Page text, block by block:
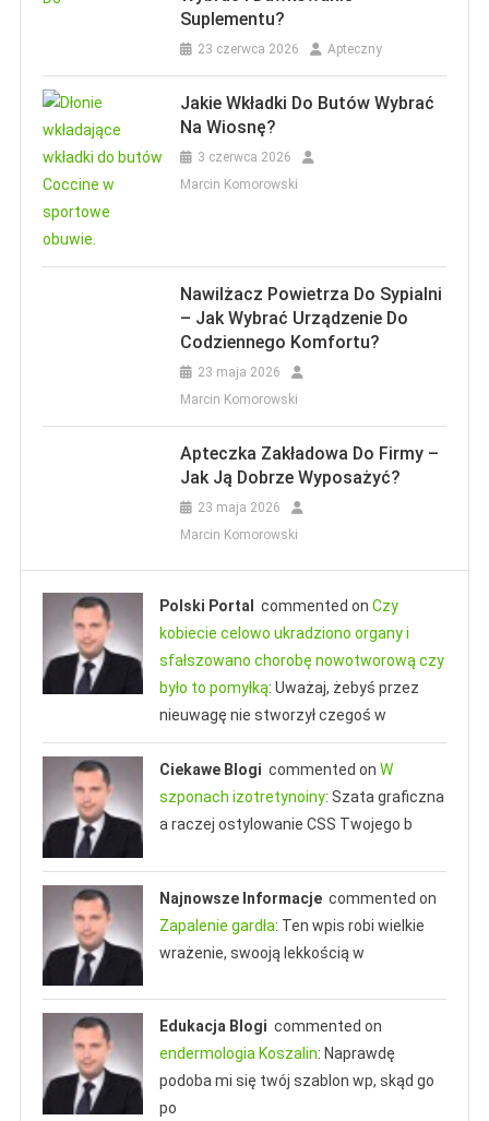
Produkty CBD – Istna Rewolucja W
Polsce I Na Świecie
Marcin Komorowski
Artykuł Sponsorowany
Czy Rezonans Magnetyczny Jest
Bezpieczny Dla Zdrowia? Jak Działa?
25 października 2020
Wychowanie I Dzieci
Czym Jest Ciąża Przenoszona I Jakie
Mogą Być Jej Konsekwencje?
5 kwietnia 2018 Apteczny
Choroby Od A Do Z Wychowanie I Dzieci
Atopowe Zapalenie Skóry – Problem
Dotykający Setki Dzieci.
Wychowanie I Dzieci
Wszystkie Informacje Na Temat
Rozwoju Malucha.
30 marca 2018 Apteczny
Wychowanie I Dzieci
Pierwszy Trzy Dni Życia Noworodka –
Opis Badań I Zaleceń Lekarskich
23 marca 2018 Apteczny
Wychowanie I Dzieci
Świadome Macierzyństwo, Czyli
Antykoncepcja Na Czasie.
Suplementu?
23 czerwca 2026 Apteczny
Jakie Wkładki Do Butów Wybrać
Na Wiosnę?
3 czerwca 2026
Marcin Komorowski
Nawilżacz Powietrza Do Sypialni
– Jak Wybrać Urządzenie Do
Codziennego Komfortu?
23 maja 2026
Marcin Komorowski
Apteczka Zakładowa Do Firmy –
Jak Ją Dobrze Wyposażyć?
23 maja 2026
Marcin Komorowski
Polski Portal commented onCzy
kobiecie celowo ukradziono organy i
sfałszowano chorobę nowotworową czy
było to pomyłką: Uważaj, żebyś przez
nieuwagę nie stworzył czegoś w
Ciekawe Blogi commented onW
szponach izotretynoiny: Szata graficzna
a raczej ostylowanie CSS Twojego b
Najnowsze Informacje commented on
Zapalenie gardła: Ten wpis robi wielkie
wrażenie, swooją lekkością w
Edukacja Blogi commented on
endermologia Koszalin: Naprawdę
podoba mi się twój szablon wp, skąd go
po